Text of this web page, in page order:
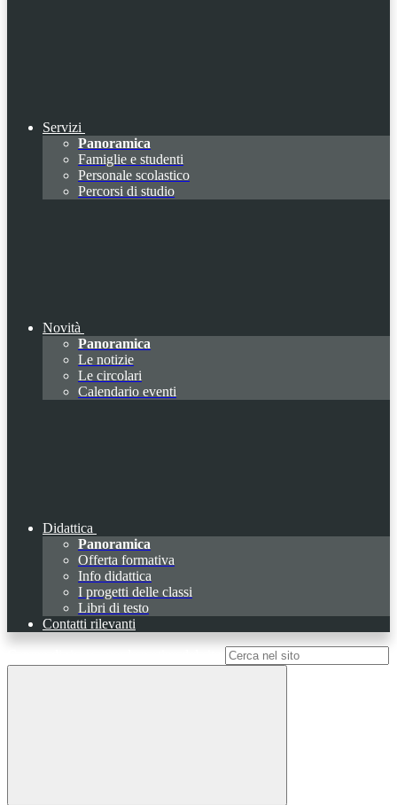
Servizi
Panoramica
Famiglie e studenti
Personale scolastico
Percorsi di studio
Novità
Panoramica
Le notizie
Le circolari
Calendario eventi
Didattica
Panoramica
Offerta formativa
Info didattica
I progetti delle classi
Libri di testo
Contatti rilevanti